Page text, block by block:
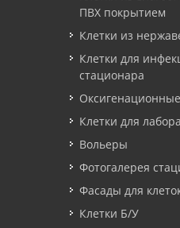
ПВХ покрытием
Клетки из
Клетки для
стационара
Клетки для
Вольеры
Фотогалерея
Фасады для
Клетки Б/У